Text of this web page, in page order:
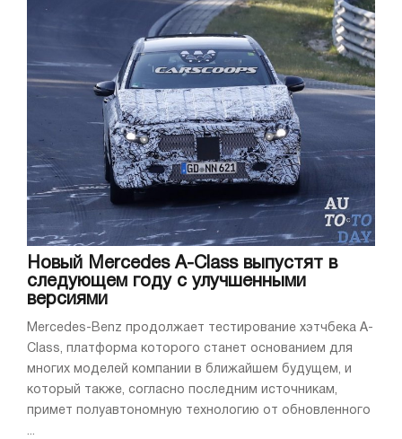
Новый Mercedes A-Class выпустят в
следующем году с улучшенными
версиями
Mercedes-Benz продолжает тестирование хэтчбека A-
Class, платформа которого станет основанием для
многих моделей компании в ближайшем будущем, и
который также, согласно последним источникам,
примет полуавтономную технологию от обновленного
...